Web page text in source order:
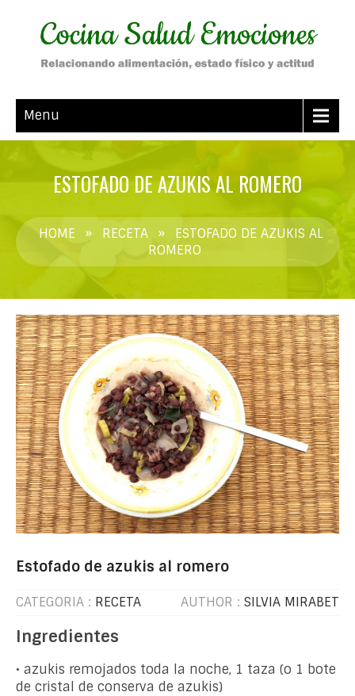
Menu
ESTOFADO DE AZUKIS AL ROMERO
HOME » RECETA »
ESTOFADO DE AZUKIS AL
ROMERO
Estofado de azukis al romero
CATEGORIA : RECETA AUTHOR : SILVIA MIRABET
Ingredientes
• azukis remojados toda la noche, 1 taza (o 1 bote
de cristal de conserva de azukis)